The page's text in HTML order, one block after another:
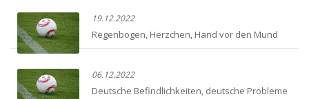
19.12.2022
Regenbogen, Herzchen, Hand vor den Mund
06.12.2022
Deutsche Befindlichkeiten, deutsche Probleme